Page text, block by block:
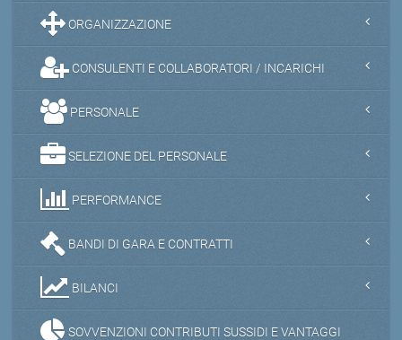
ORGANIZZAZIONE
CONSULENTI E COLLABORATORI / INCARICHI
PERSONALE
SELEZIONE DEL PERSONALE
PERFORMANCE
BANDI DI GARA E CONTRATTI
BILANCI
SOVVENZIONI CONTRIBUTI SUSSIDI E VANTAGGI